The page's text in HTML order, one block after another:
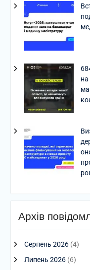
Архів
Серпень 2026(4)
Липень 2026(6)